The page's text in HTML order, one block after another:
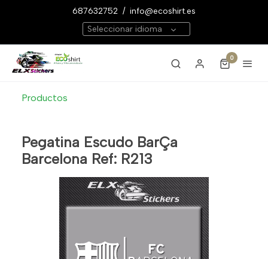
687632752 / info@ecoshirt.es
Seleccionar idioma
0
Productos
Pegatina Escudo BarÇa
Barcelona Ref: R213